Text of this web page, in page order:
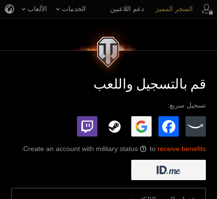
الألعاب الخدمات المتجر المميز دعم اللاعبين
قم بالتسجيل واللعب
تسجيل سريع:
Create an account with military status ? to receive benefits
: